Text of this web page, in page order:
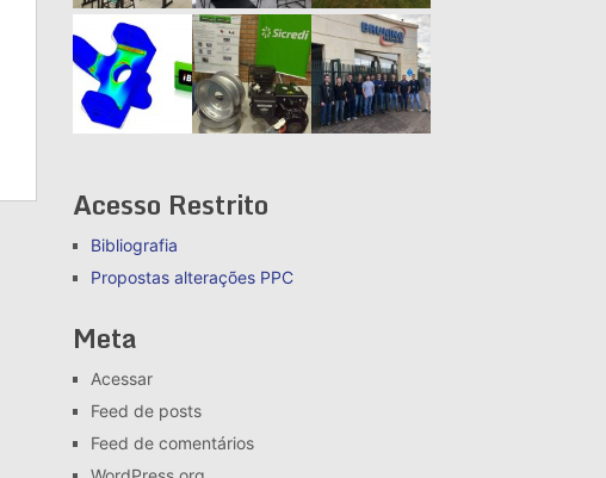
Acesso Restrito
Bibliografia
Propostas alterações PPC
Meta
Acessar
Feed de posts
Feed de comentários